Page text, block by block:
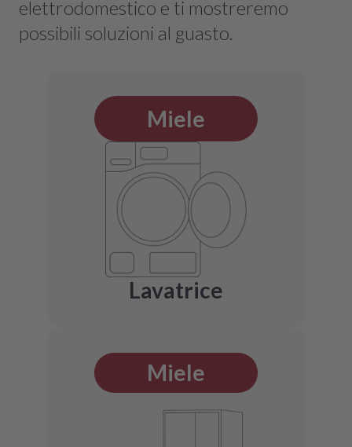
elettrodomestico e ti mostreremo
possibili soluzioni al guasto.
Miele
Lavatrice
Miele